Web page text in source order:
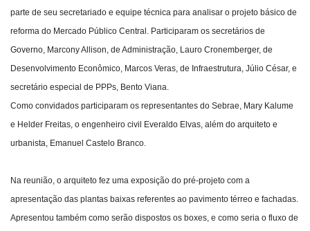
parte de seu secretariado e equipe técnica para analisar o projeto básico de
reforma do Mercado Público Central. Participaram os secretários de
Governo, Marcony Allison, de Administração, Lauro Cronemberger, de
Desenvolvimento Econômico, Marcos Veras, de Infraestrutura, Júlio César, e
secretário especial de PPPs, Bento Viana.
Como convidados participaram os representantes do Sebrae, Mary Kalume
e Helder Freitas, o engenheiro civil Everaldo Elvas, além do arquiteto e
urbanista, Emanuel Castelo Branco.
Na reunião, o arquiteto fez uma exposição do pré-projeto com a
apresentação das plantas baixas referentes ao pavimento térreo e fachadas.
Apresentou também como serão dispostos os boxes, e como seria o fluxo de